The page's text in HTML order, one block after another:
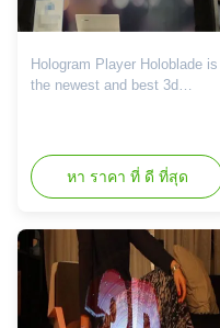
Hologram Player Holoblade is
the newest and best 3d
works like a LED FAN or
SPINNER,we put a different
The magic happens once the
switch is flipped on, 3D
visuals appear to float ...
หา ราคา ที่ ดี ที่สุด